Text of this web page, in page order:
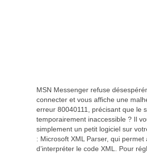
MSN Messenger refuse
connecter et vous affiche une
erreur 80040111, précisant que le
temporairement inaccessible ? Il
simplement un petit logiciel sur
: Microsoft XML Parser, qui permet
d’interpréter le code XML. Pour